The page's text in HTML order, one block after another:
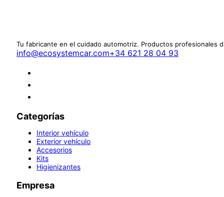
Tu fabricante en el cuidado automotriz. Productos profesionales
info@ecosystemcar.com+34 621 28 04 93
Categorías
Interior vehículo
Exterior vehículo
Accesorios
Kits
Higienizantes
Empresa